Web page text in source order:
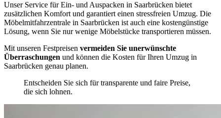
Unser Service für Ein- und Auspacken in Saarbrücken bietet
zusätzlichen Komfort und garantiert einen stressfreien Umzug. Die
Möbelmitfahrzentrale in Saarbrücken ist auch eine kostengünstige
Lösung, wenn Sie nur wenige Möbelstücke transportieren müssen.
Mit unseren Festpreisen vermeiden Sie unerwünschte
Überraschungen und können die Kosten für Ihren Umzug in
Saarbrücken genau planen.
Entscheiden Sie sich für transparente und faire Preise,
die sich lohnen.